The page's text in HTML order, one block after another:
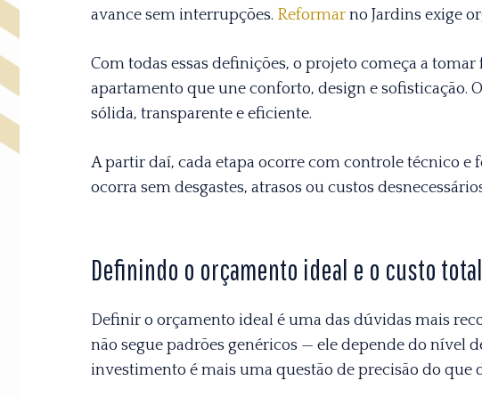
avance sem interrupções. Reformar no Jardins exige
Com todas essas definições, o projeto começa a
apartamento que une conforto, design e sofisticação.
sólida, transparente e eficiente.
A partir daí, cada etapa ocorre com controle técnico
ocorra sem desgastes, atrasos ou custos
Definindo o orçamento ideal e o custo
Definir o orçamento ideal é uma das dúvidas mais
não segue padrões genéricos — ele depende do nível
investimento é mais uma questão de precisão do que